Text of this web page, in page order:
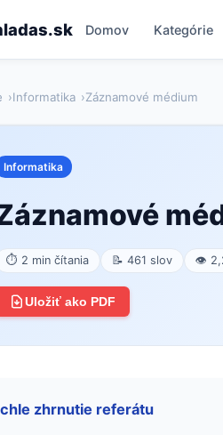
Domov Kategórie
Informatika Záznamové médium
Informatika
⏱ 2 min čítania 📝 461 slov 👁
Uložiť ako PDF
zhrnutie referátu